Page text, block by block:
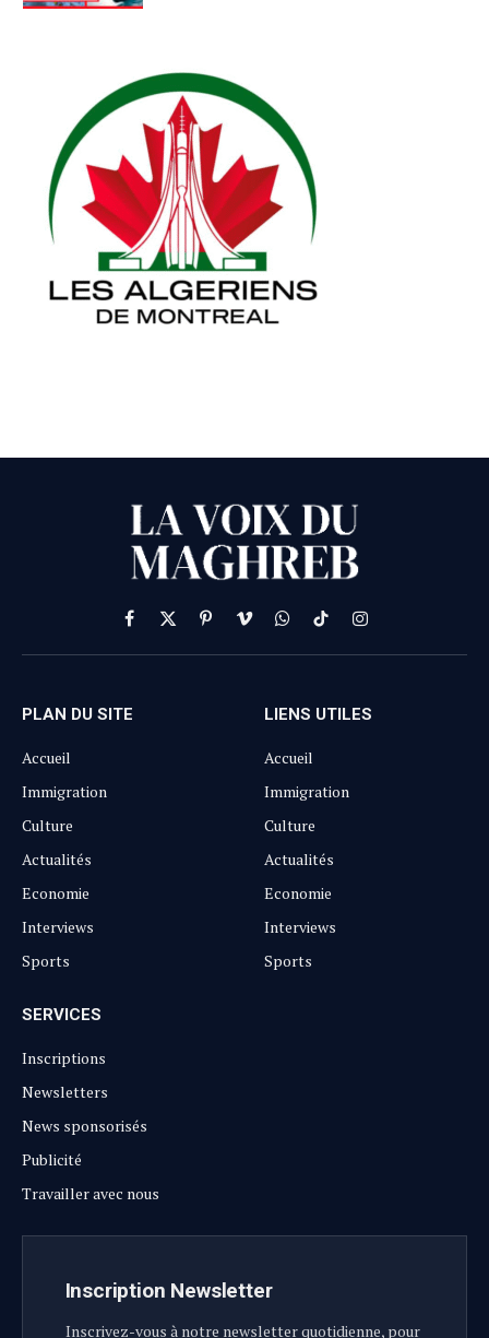
Facebook
X
(Twitter)
PinterestVimeoWhatsApp
TikTokInstagram
PLAN DU SITE
Accueil
Immigration
Culture
Actualités
Economie
Interviews
Sports
LIENS UTILES
Accueil
Immigration
Culture
Actualités
Economie
Interviews
Sports
SERVICES
Inscriptions
Newsletters
News sponsorisés
Publicité
Travailler avec nous
Inscription Newsletter
Inscrivez-vous à notre newsletter quotidienne, pour